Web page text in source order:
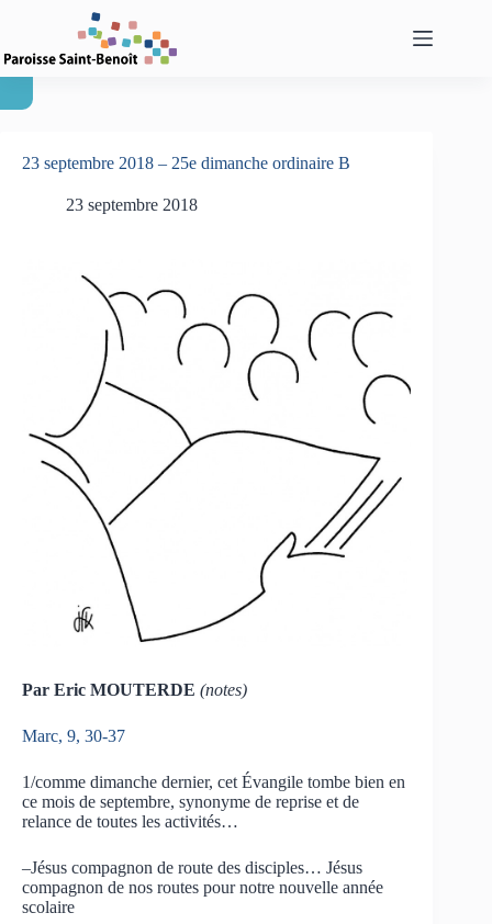
23 septembre 2018 – 25e dimanche ordinaire B
23 septembre 2018
Par Eric MOUTERDE (notes)
Marc, 9, 30-37
1/comme dimanche dernier, cet Évangile tombe bien en
ce mois de septembre, synonyme de reprise et de
relance de toutes les activités…
–Jésus compagnon de route des disciples… Jésus
compagnon de nos routes pour notre nouvelle année
scolaire